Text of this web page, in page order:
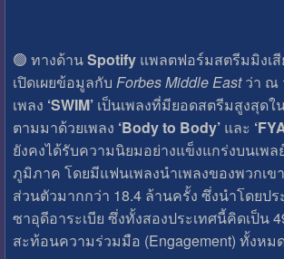
🟢 ทางด้านSpotifyแพลตฟอร์มสตรีมมิงเสี
เปิดเผยข้อมูลกับ Forbes Middle Eastว่า ณ
เพลง ‘SWIM’เป็นเพลงที่มียอดสตรีมสูงสุดใ
ตามมาด้วยเพลง ‘Body to Body’และ
ยังคงได้รับความนิยมอย่างแข็งแกร่งบนเพล
ภูมิภาค โดยมีแฟนเพลงนำเพลงของพวกเข
ส่วนตัวมากกว่า 18.4 ล้านครั้ง ซึ่งนำโดยปร
ซาอุดีอาระเบีย ซึ่งทั้งสองประเทศนี้คิดเป็น
สะท้อนความร่วมมือ (Engagement) ทั้งห